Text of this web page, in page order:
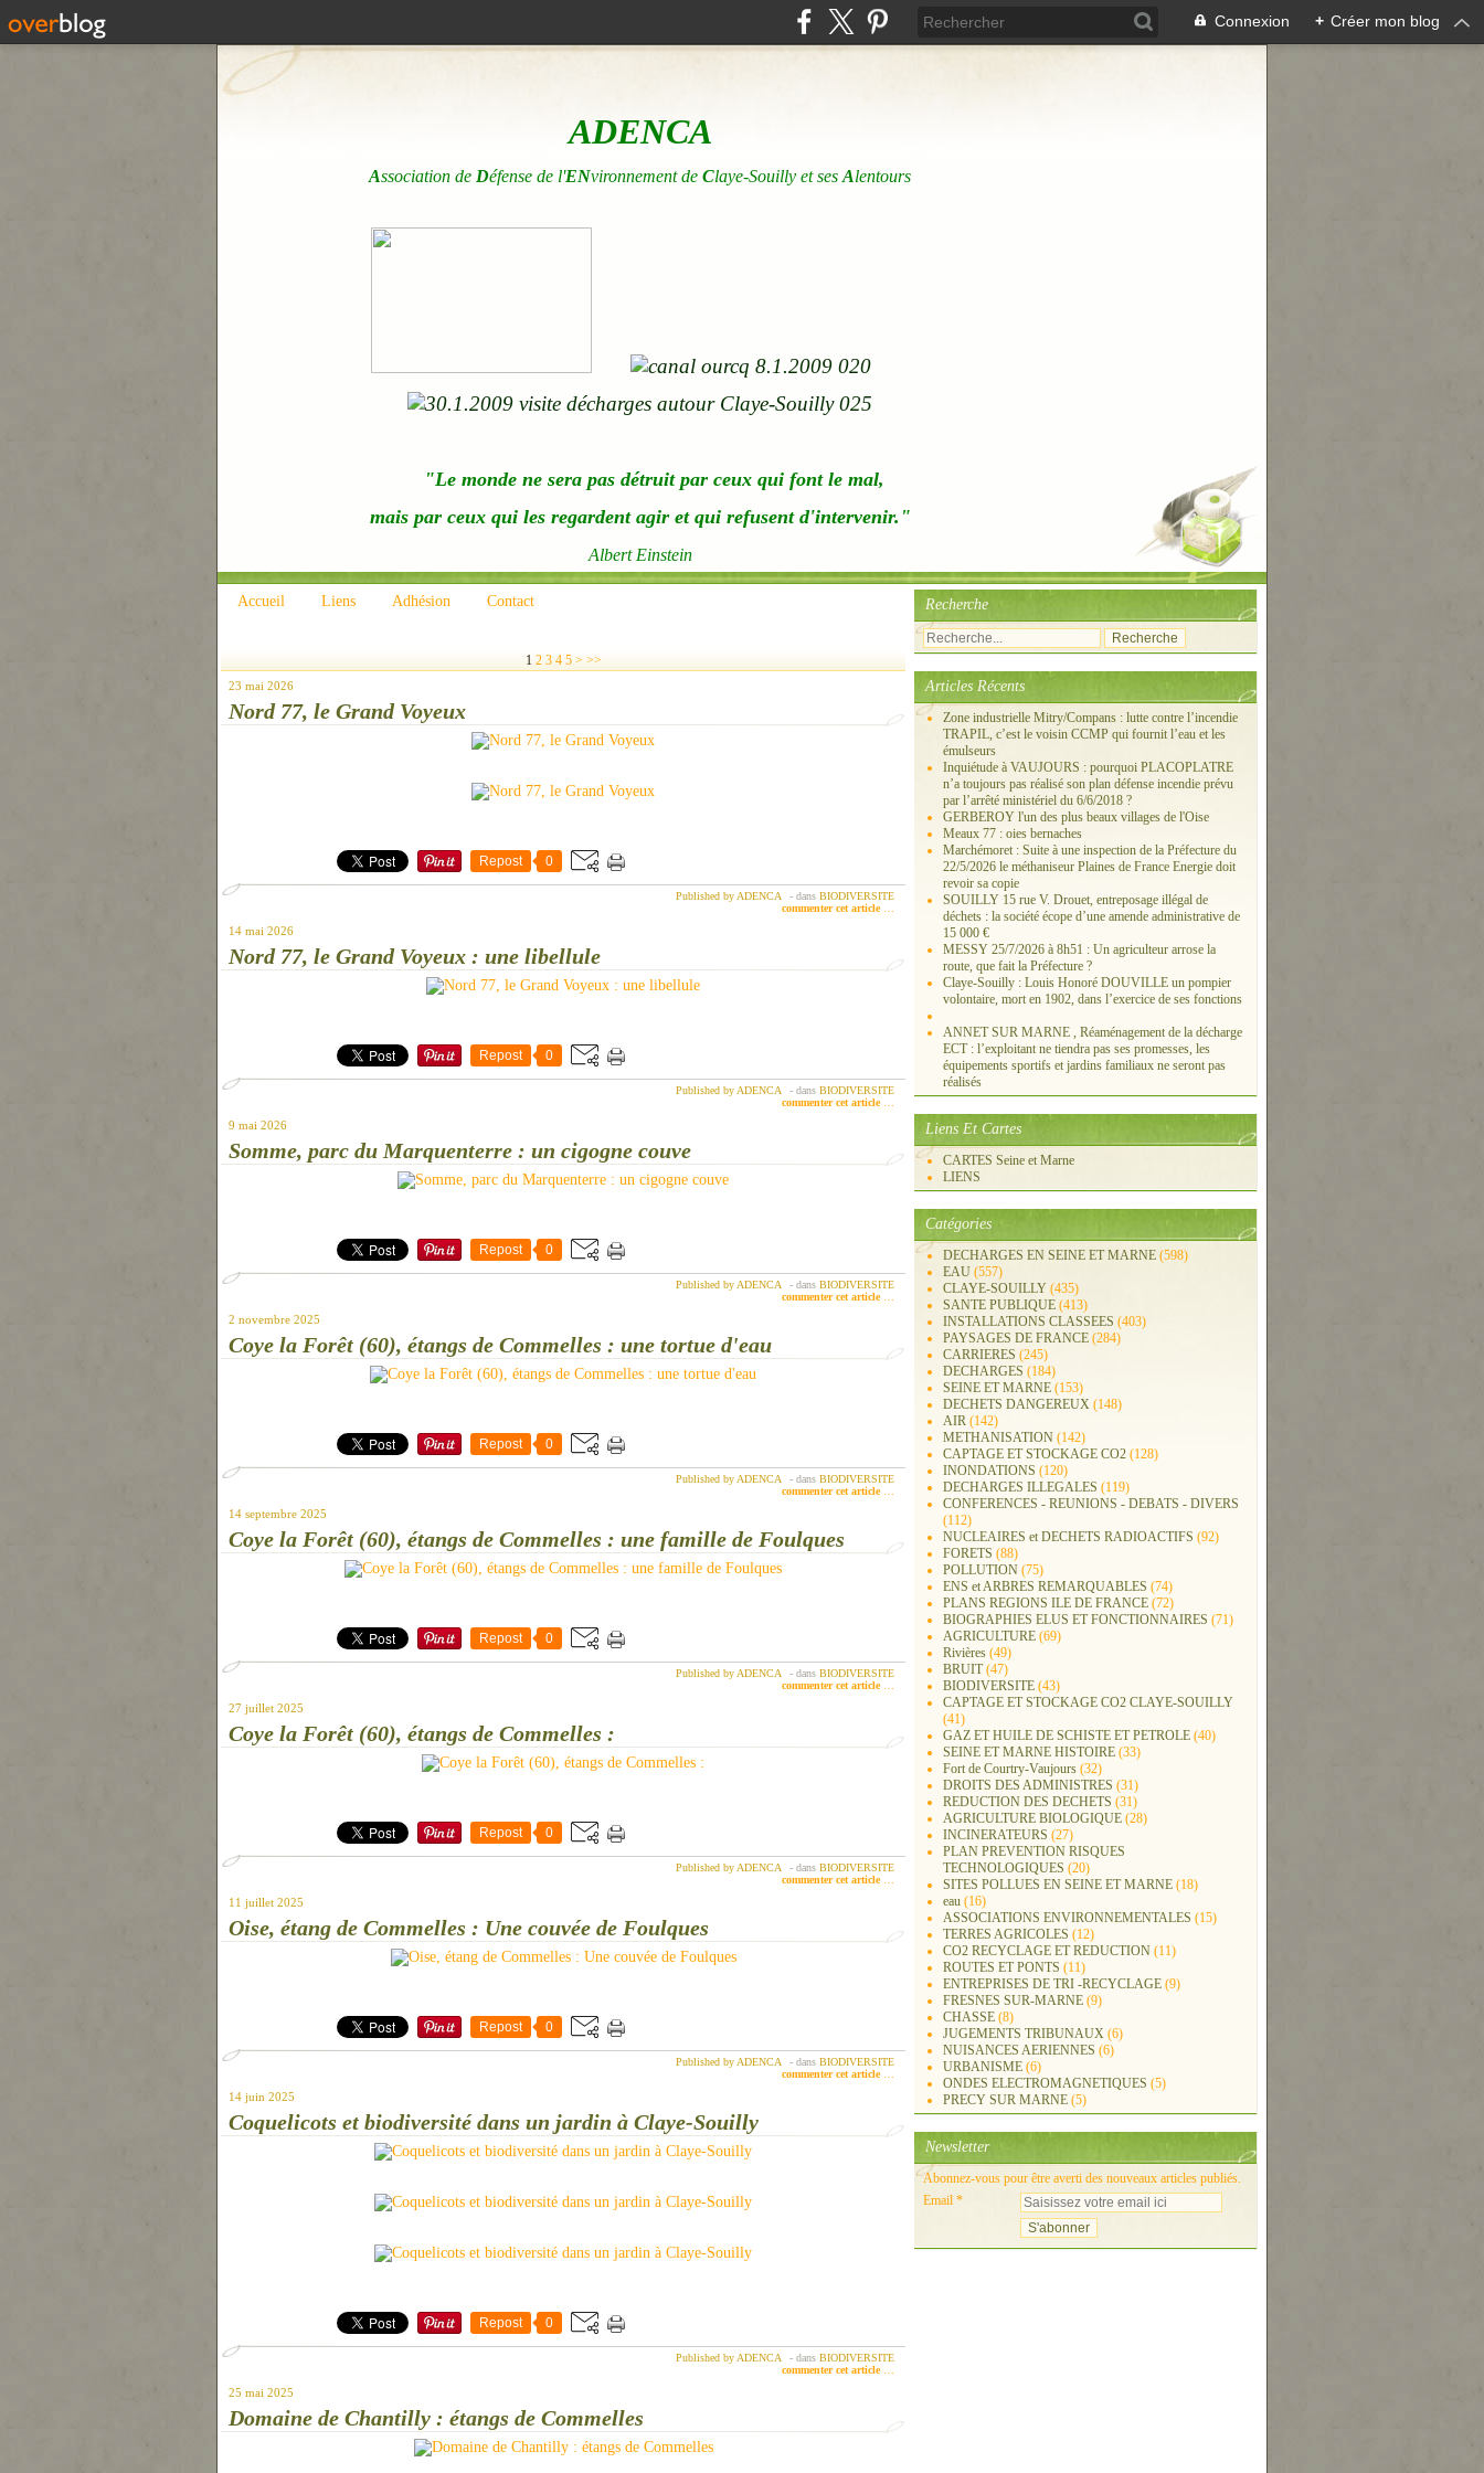
Connexion + Créer mon blog
ADENCA
Association de Défense de l'ENvironnement de Claye-Souilly et ses Alentours
"Le monde ne sera pas détruit par ceux qui font le mal,
mais par ceux qui les regardent agir et qui refusent d'intervenir."
Albert Einstein
Accueil Liens Adhésion Contact
1 2 3 4 5 > >>
23 mai 2026
Nord 77, le Grand Voyeux
Repost 0
Published by ADENCA - dans BIODIVERSITE
commenter cet article
14 mai 2026
Nord 77, le Grand Voyeux : une libellule
Repost 0
Published by ADENCA - dans BIODIVERSITE
commenter cet article
9 mai 2026
Somme, parc du Marquenterre : un cigogne couve
Repost 0
Published by ADENCA - dans BIODIVERSITE
commenter cet article
2 novembre 2025
Coye la Forêt (60), étangs de Commelles : une tortue d'eau
Repost 0
Published by ADENCA - dans BIODIVERSITE
commenter cet article
14 septembre 2025
Coye la Forêt (60), étangs de Commelles : une famille de Foulques
Repost 0
Published by ADENCA - dans BIODIVERSITE
commenter cet article
27 juillet 2025
Coye la Forêt (60), étangs de Commelles :
Repost 0
Published by ADENCA - dans BIODIVERSITE
commenter cet article
11 juillet 2025
Oise, étang de Commelles : Une couvée de Foulques
Repost 0
Published by ADENCA - dans BIODIVERSITE
commenter cet article
14 juin 2025
Coquelicots et biodiversité dans un jardin à Claye-Souilly
Repost 0
Published by ADENCA - dans BIODIVERSITE
commenter cet article
25 mai 2025
Domaine de Chantilly : étangs de Commelles
Recherche
Articles Récents
Zone industrielle Mitry/Compans : lutte contre l’incendie
TRAPIL, c’est le voisin CCMP qui fournit l’eau et les
émulseurs
Inquiétude à VAUJOURS : pourquoi PLACOPLATRE
n’a toujours pas réalisé son plan défense incendie prévu
par l’arrêté ministériel du 6/6/2018 ?
GERBEROY l'un des plus beaux villages de l'Oise
Meaux 77 : oies bernaches
Marchémoret : Suite à une inspection de la Préfecture du
22/5/2026 le méthaniseur Plaines de France Energie doit
revoir sa copie
SOUILLY 15 rue V. Drouet, entreposage illégal de
déchets : la société écope d’une amende administrative de
15 000 €
MESSY 25/7/2026 à 8h51 : Un agriculteur arrose la
route, que fait la Préfecture ?
Claye-Souilly : Louis Honoré DOUVILLE un pompier
volontaire, mort en 1902, dans l’exercice de ses fonctions
ANNET SUR MARNE , Réaménagement de la décharge
ECT : l’exploitant ne tiendra pas ses promesses, les
équipements sportifs et jardins familiaux ne seront pas
réalisés
Liens Et Cartes
CARTES Seine et Marne
LIENS
Catégories
DECHARGES EN SEINE ET MARNE (598)
EAU (557)
CLAYE-SOUILLY (435)
SANTE PUBLIQUE (413)
INSTALLATIONS CLASSEES (403)
PAYSAGES DE FRANCE (284)
CARRIERES (245)
DECHARGES (184)
SEINE ET MARNE (153)
DECHETS DANGEREUX (148)
AIR (142)
METHANISATION (142)
CAPTAGE ET STOCKAGE CO2 (128)
INONDATIONS (120)
DECHARGES ILLEGALES (119)
CONFERENCES - REUNIONS - DEBATS - DIVERS
(112)
NUCLEAIRES et DECHETS RADIOACTIFS (92)
FORETS (88)
POLLUTION (75)
ENS et ARBRES REMARQUABLES (74)
PLANS REGIONS ILE DE FRANCE (72)
BIOGRAPHIES ELUS ET FONCTIONNAIRES (71)
AGRICULTURE (69)
Rivières (49)
BRUIT(47)
BIODIVERSITE (43)
CAPTAGE ET STOCKAGE CO2 CLAYE-SOUILLY
(41)
GAZ ET HUILE DE SCHISTE ET PETROLE (40)
SEINE ET MARNE HISTOIRE (33)
Fort de Courtry-Vaujours (32)
DROITS DES ADMINISTRES (31)
REDUCTION DES DECHETS (31)
AGRICULTURE BIOLOGIQUE (28)
INCINERATEURS (27)
PLAN PREVENTION RISQUES
TECHNOLOGIQUES (20)
SITES POLLUES EN SEINE ET MARNE (18)
eau (16)
ASSOCIATIONS ENVIRONNEMENTALES (15)
TERRES AGRICOLES (12)
CO2 RECYCLAGE ET REDUCTION (11)
ROUTES ET PONTS (11)
ENTREPRISES DE TRI -RECYCLAGE (9)
FRESNES SUR-MARNE (9)
CHASSE (8)
JUGEMENTS TRIBUNAUX (6)
NUISANCES AERIENNES (6)
URBANISME (6)
ONDES ELECTROMAGNETIQUES (5)
PRECY SUR MARNE (5)
Newsletter
Abonnez-vous pour être averti des nouveaux articles publiés.
Email